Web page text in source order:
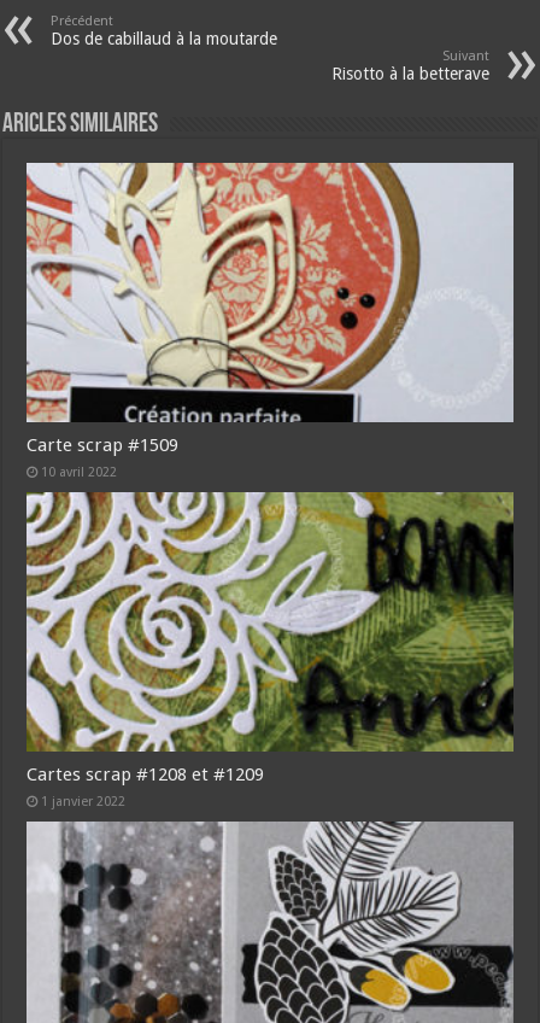
Précédent
Dos de cabillaud à la moutarde
Suivant
Risotto à la betterave
Aricles similaires
Carte scrap #1509
10 avril 2022
Cartes scrap #1208 et #1209
1 janvier 2022